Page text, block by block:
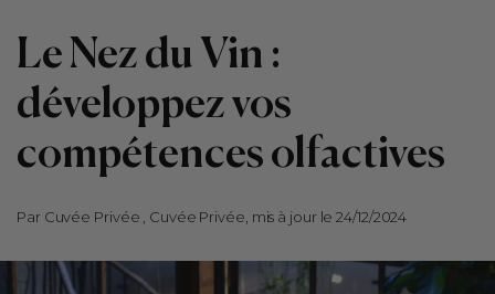
Le Nez du Vin :
développez vos
compétences olfactives
Par Cuvée Privée , Cuvée Privée, mis à jour le 24/12/2024